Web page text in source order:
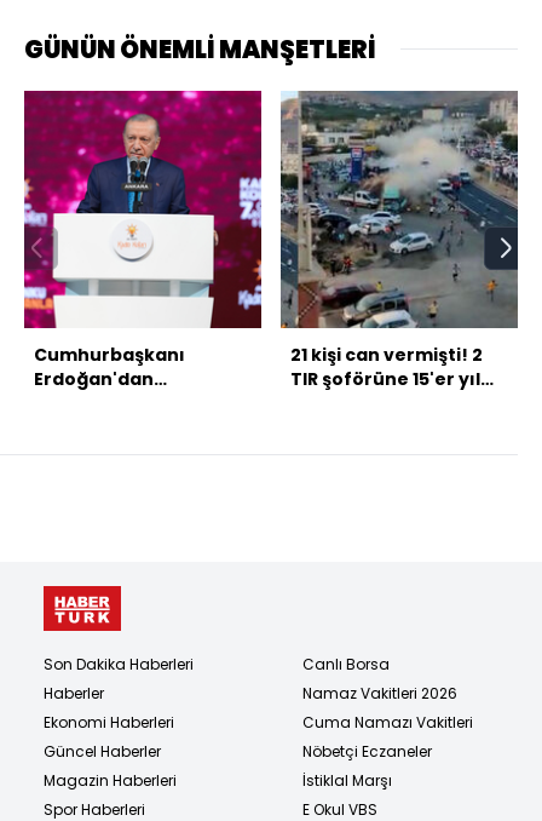
GÜNÜN ÖNEMLİ MANŞETLERİ
Cumhurbaşkanı
Erdoğan'dan
21 kişi can vermişti! 2
TIR şoförüne 15'er yıl
Son Dakika Haberleri
Haberler
Ekonomi Haberleri
Güncel Haberler
Magazin Haberleri
Spor Haberleri
Canlı Borsa
Namaz Vakitleri 2026
Cuma Namazı Vakitleri
Nöbetçi Eczaneler
İstiklal Marşı
E Okul VBS